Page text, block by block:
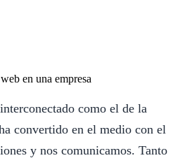
como el de la
convertido en el medio con el
y nos comunicamos. Tanto